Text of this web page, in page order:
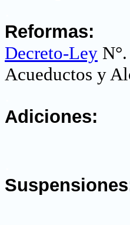
Reformas:
Decreto-Ley
Acueductos y
Adiciones: